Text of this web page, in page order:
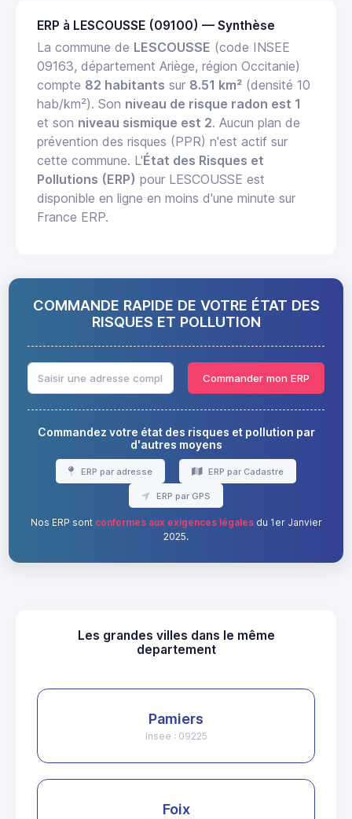
ERP à LESCOUSSE (09100) — Synthèse
La commune de LESCOUSSE (code INSEE
09163, département Ariège, région Occitanie)
compte 82 habitants sur 8.51 km² (densité 10
hab/km²). Son niveau de risque radon est 1
et son niveau sismique est 2. Aucun plan de
prévention des risques (PPR) n'est actif sur
cette commune. L'État des Risques et
Pollutions (ERP) pour LESCOUSSE est
disponible en ligne en moins d'une minute sur
France ERP.
COMMANDE RAPIDE DE VOTRE ÉTAT DES
RISQUES ET POLLUTION
Commander mon ERP
Commandez votre état des risques et pollution par
d'autres moyens
ERP par adresse ERP par Cadastre
ERP par GPS
Nos ERP sont conformes aux exigences légalesdu 1er Janvier
2025.
Les grandes villes dans le même
departement
Pamiers
Insee : 09225
Foix